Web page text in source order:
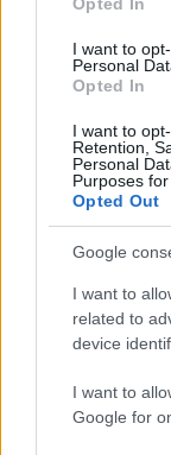
I want to
Personal
Opted In
I want to
Retention,
Personal
Purposes
Opted Out
Google
I want to
related to
device
I want to
Google for
Come
consigli di Niky
BENESSERE